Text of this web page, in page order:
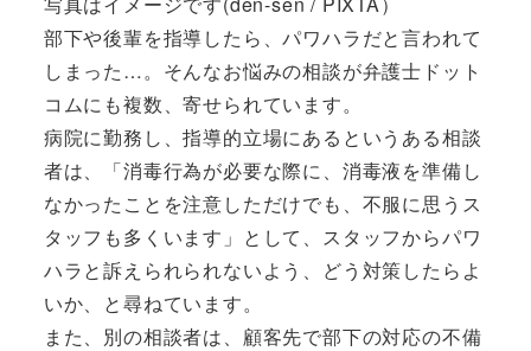
部下や後輩を指導したら、パワハラだと言われて
しまった…。そんなお悩みの相談が弁護士ドット
コムにも複数、寄せられています。
病院に勤務し、指導的立場にあるというある相談
者は、「消毒行為が必要な際に、消毒液を準備し
なかったことを注意しただけでも、不服に思うス
タッフも多くいます」として、スタッフからパワ
ハラと訴えられられないよう、どう対策したらよ
いか、と尋ねています。
また、別の相談者は、顧客先で部下の対応の不備